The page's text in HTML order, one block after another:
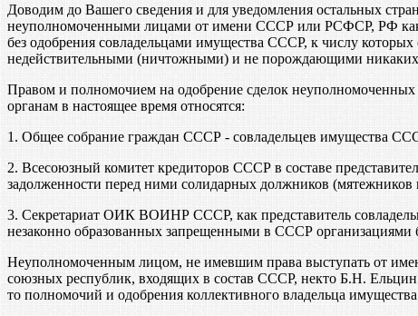
Доводим до Вашего сведения и для уведомления остальных
неуполномоченными лицами от имени СССР или РСФСР, РФ как
без одобрения совладельцами имущества СССР, к числу
недействительными (ничтожными) и не порождающими никаких
Правом и полномочием на одобрение сделок
органам в настоящее время относятся:
1. Общее собрание граждан СССР - совладельцев имущества
2. Всесоюзный комитет кредиторов СССР в составе
задолженности перед ними солидарных должников
3. Секретариат ОИК ВОИНР СССР, как представитель
незаконно образованных запрещенными в СССР организациями
Неуполномоченным лицом, не имевшим права выступать от
союзных республик, входящих в состав СССР, некто Б.Н.
то полномочий и одобрения коллективного владельца